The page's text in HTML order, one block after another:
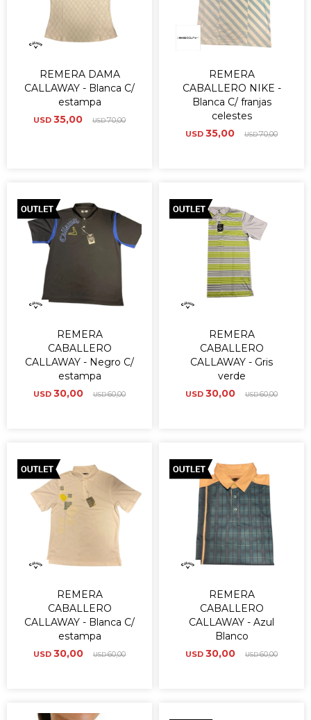
REMERA DAMA
CALLAWAY - Blanca C/
estampa
USD 35,00 USD70,00
REMERA
CABALLERO NIKE -
Blanca C/ franjas
celestes
USD 35,00 USD70,00
REMERA
CABALLERO
CALLAWAY - Negro C/
estampa
USD 30,00 USD60,00
REMERA
CABALLERO
CALLAWAY - Gris
verde
USD 30,00 USD60,00
REMERA
CABALLERO
CALLAWAY - Blanca C/
estampa
USD 30,00 USD60,00
REMERA
CABALLERO
CALLAWAY - Azul
Blanco
USD 30,00 USD60,00